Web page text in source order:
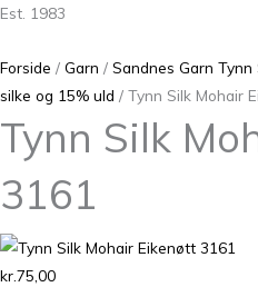
Est. 1983
Forside / Garn / Sandnes Garn Tynn
silke og 15% uld / Tynn Silk Mohair
Tynn Silk
3161
kr.75,00